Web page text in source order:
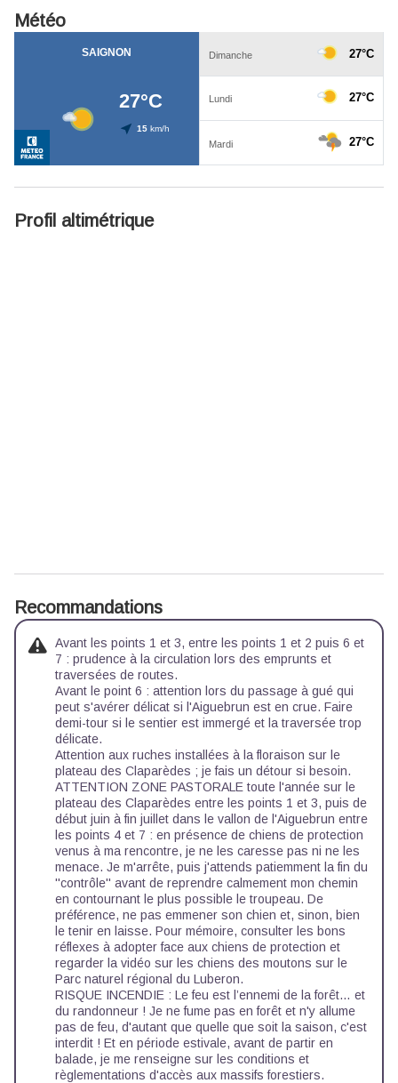
Météo
Profil altimétrique
Recommandations
Avant les points 1 et 3, entre les points 1 et 2 puis 6 et
7 : prudence à la circulation lors des emprunts et
traversées de routes.
Avant le point 6 : attention lors du passage à gué qui
peut s'avérer délicat si l'Aiguebrun est en crue. Faire
demi-tour si le sentier est immergé et la traversée trop
délicate.
Attention aux ruches installées à la floraison sur le
plateau des Claparèdes ; je fais un détour si besoin.
ATTENTION ZONE PASTORALE toute l'année sur le
plateau des Claparèdes entre les points 1 et 3, puis de
début juin à fin juillet dans le vallon de l'Aiguebrun entre
les points 4 et 7 : en présence de chiens de protection
venus à ma rencontre, je ne les caresse pas ni ne les
menace. Je m'arrête, puis j'attends patiemment la fin du
''contrôle'' avant de reprendre calmement mon chemin
en contournant le plus possible le troupeau. De
préférence, ne pas emmener son chien et, sinon, bien
le tenir en laisse. Pour mémoire, consulter les bons
réflexes à adopter face aux chiens de protection et
regarder la vidéo sur les chiens des moutons sur le
Parc naturel régional du Luberon.
RISQUE INCENDIE : Le feu est l’ennemi de la forêt… et
du randonneur ! Je ne fume pas en forêt et n'y allume
pas de feu, d'autant que quelle que soit la saison, c'est
interdit ! Et en période estivale, avant de partir en
balade, je me renseigne sur les conditions et
règlementations d'accès aux massifs forestiers.